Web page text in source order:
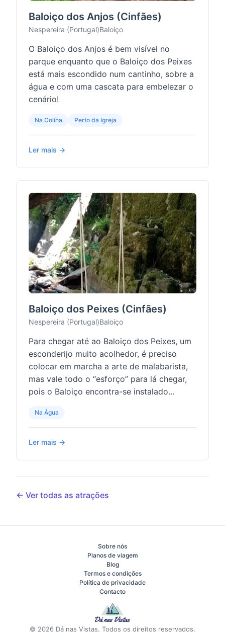
Baloiço dos Anjos (Cinfães)
Nespereira (Portugal)Baloiço
O Baloiço dos Anjos é bem visível no
parque enquanto que o Baloiço dos Peixes
está mais escondido num cantinho, sobre a
água e com uma cascata para embelezar o
cenário!
Na Colina Perto da Igreja
Ler mais →
Baloiço dos Peixes (Cinfães)
Nespereira (Portugal)Baloiço
Para chegar até ao Baloiço dos Peixes, um
esconderijo muito acolhedor, é preciso
colocar em marcha a arte de malabarista,
mas vale todo o “esforço” para lá chegar,
pois o Baloiço encontra-se instalado...
Na Água
Ler mais →
← Ver todas as atrações
Sobre nós
Planos de viagem
Blog
Termos e condições
Política de privacidade
Contacto
© 2026 Dá nas Vistas. Todos os direitos reservados.